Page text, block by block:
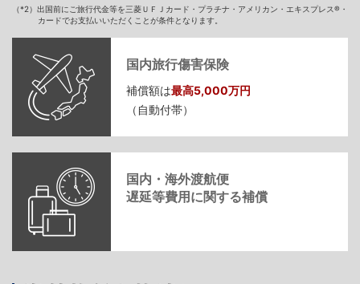
（*2）出国前にご旅行代金等を三菱ＵＦＪカード・プラチナ・アメリカン・エキスプレス®・
カードでお支払いいただくことが条件となります。
国内旅行傷害保険
補償額は最高5,000万円
（自動付帯）
国内・海外渡航便
遅延等費用に関する補償